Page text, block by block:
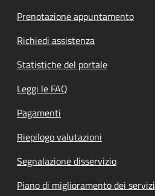
Prenotazione appuntamento
Richiedi assistenza
Statistiche del portale
Leggi le FAQ
Pagamenti
Riepilogo valutazioni
Segnalazione disservizio
Piano di miglioramento dei servizi